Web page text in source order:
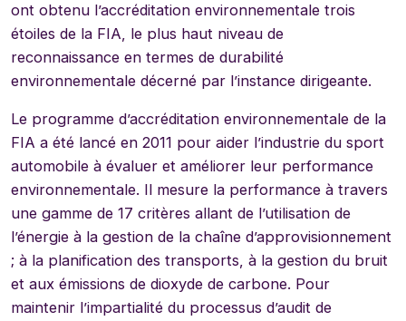
ont obtenu l’accréditation environnementale trois
étoiles de la FIA, le plus haut niveau de
reconnaissance en termes de durabilité
environnementale décerné par l’instance dirigeante.
Le programme d’accréditation environnementale de la
FIA a été lancé en 2011 pour aider l’industrie du sport
automobile à évaluer et améliorer leur performance
environnementale. Il mesure la performance à travers
une gamme de 17 critères allant de l’utilisation de
l’énergie à la gestion de la chaîne d’approvisionnement
; à la planification des transports, à la gestion du bruit
et aux émissions de dioxyde de carbone. Pour
maintenir l’impartialité du processus d’audit de